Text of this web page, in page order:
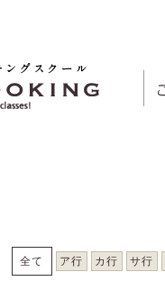
全て ア行 カ行 サ行